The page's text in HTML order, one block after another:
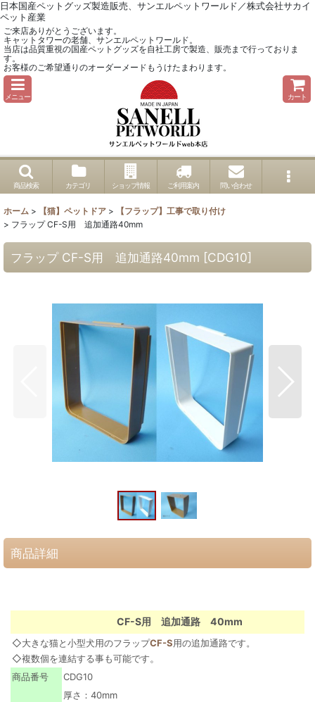
日本国産ペットグッズ製造販売、サンエルペットワールド／株式会社サカイ
ペット産業
ご来店ありがとうございます。
キャットタワーの老舗、サンエルペットワールド。
当店は品質重視の国産ペットグッズを自社工房で製造、販売まで行っておりま
す。
お客様のご希望通りのオーダーメードもうけたまわります。
メニュー カート
商品検索 カテゴリ ショップ情報 ご利用案内 問い合わせ
ホーム > 【猫】ペットドア >
【フラップ】工事で取り付け
> フラップ CF-S用 追加通路40mm
フラップ CF-S用 追加通路40mm [CDG10]
商品詳細
CF-S用 追加通路 40mm
◇大きな猫と小型犬用のフラップCF-S用の追加通路です。
◇複数個を連結する事も可能です。
商品番号 CDG10
厚さ：40mm